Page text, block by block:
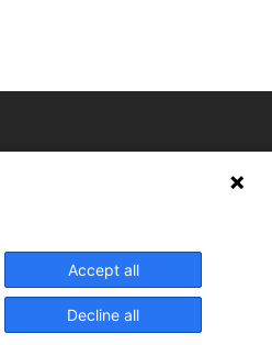
Accept all
Decline all